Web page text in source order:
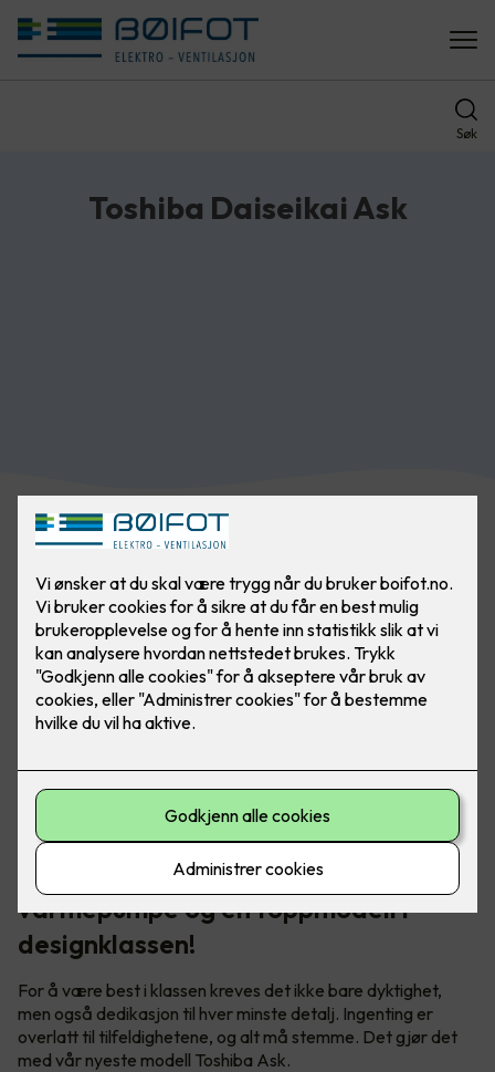
Søk
Toshiba Daiseikai Ask
Toshiba Ask er en spektakulær
varmepumpe og en toppmodell i
designklassen!
For å være best i klassen kreves det ikke bare dyktighet,
men også dedikasjon til hver minste detalj. Ingenting er
overlatt til tilfeldighetene, og alt må stemme. Det gjør det
med vår nyeste modell Toshiba Ask.